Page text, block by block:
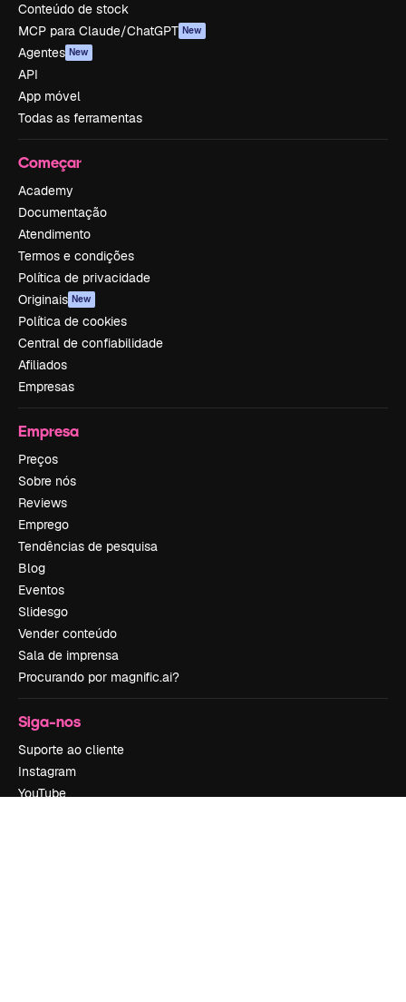
Conteúdo de stock
MCP para Claude/ChatGPT New
Agentes New
API
App móvel
Todas as ferramentas
Começar
Academy
Documentação
Atendimento
Termos e condições
Política de privacidade
Originais New
Política de cookies
Central de confiabilidade
Afiliados
Empresas
Empresa
Preços
Sobre nós
Reviews
Emprego
Tendências de pesquisa
Blog
Eventos
Slidesgo
Vender conteúdo
Sala de imprensa
Procurando por magnific.ai?
Siga-nos
Suporte ao cliente
Instagram
YouTube